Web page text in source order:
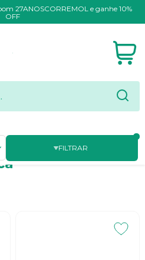
27ANOSCORREMOL e ganhe 10%
OFF
Fitas Veda Rosca
FILTRAR